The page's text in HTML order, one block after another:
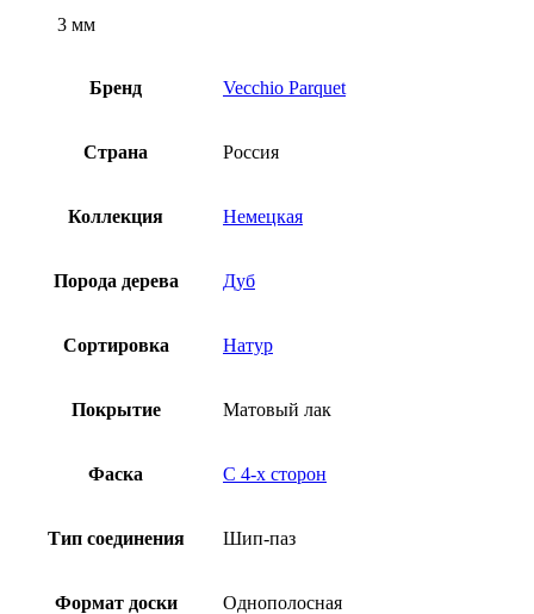
3 мм
Бренд Vecchio Parquet
Страна Россия
Коллекция Немецкая
Порода дерева Дуб
Сортировка Натур
Покрытие Матовый лак
Фаска С 4-x сторон
Тип соединения Шип-паз
Формат доски Однополосная